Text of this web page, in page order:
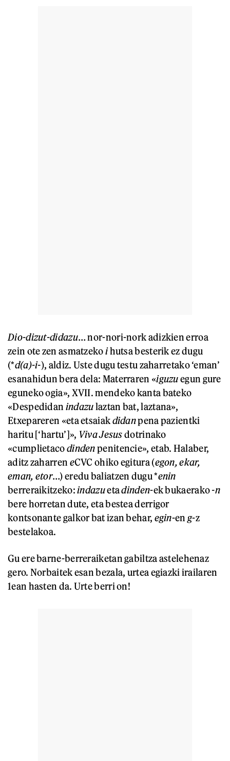
Dio-dizut-didazu… nor-nori-nork adizkien erroa
zein ote zen asmatzekoihutsa besterik ez dugu
(*d(a)-i-), aldiz. Uste dugu testu zaharretako ‘eman’
esanahidun bera dela: Materraren «iguzuegun gure
eguneko ogia», XVII. mendeko kanta bateko
«Despedidan indazulaztan bat, laztana»,
Etxepareren «eta etsaiakdidanpena pazientki
haritu [‘hartu’]», Viva Jesusdotrinako
«cumplietacodindenpenitencie», etab. Halaber,
aditz zaharren eCVC ohiko egitura (egon, ekar,
eman, etor…) eredu baliatzen dugu *enin
berreraikitzeko:indazuetadinden-ek bukaerako-n
bere horretan dute, eta bestea derrigor
kontsonante galkor bat izan behar, egin-en g-z
bestelakoa.
Gu ere barne-berreraiketan gabiltza astelehenaz
gero. Norbaitek esan bezala, urtea egiazki irailaren
1ean hasten da. Urte berri on!